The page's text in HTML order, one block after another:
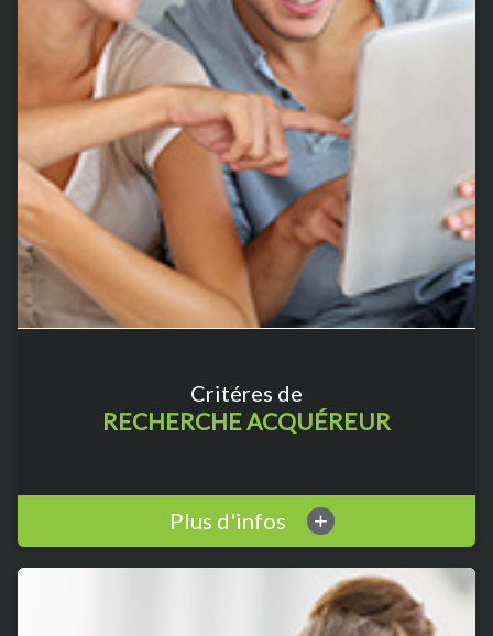
Critéres de
RECHERCHE ACQUÉREUR
Plus d'infos +